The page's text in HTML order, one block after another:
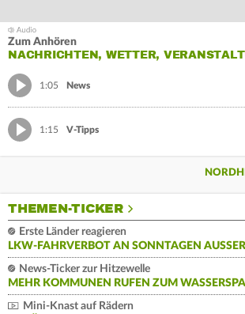
Zum Anhören
NACHRICHTEN, WETTER,
1:05 News
1:15 V-Tipps
THEMEN-TICKER
Erste Länder reagieren
LKW-FAHRVERBOT AN SONNTAGEN AUSSER
News-Ticker zur Hitzewelle
MEHR KOMMUNEN RUFEN ZUM
Mini-Knast auf Rädern